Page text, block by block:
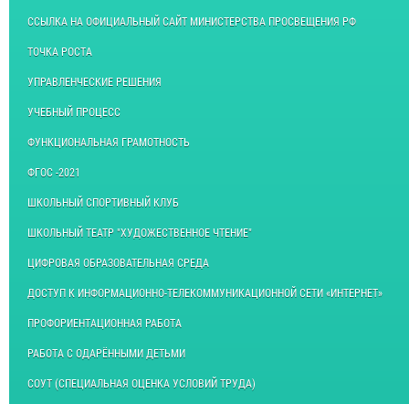
ССЫЛКА НА ОФИЦИАЛЬНЫЙ САЙТ МИНИСТЕРСТВА ПРОСВЕЩЕНИЯ РФ
ТОЧКА РОСТА
УПРАВЛЕНЧЕСКИЕ РЕШЕНИЯ
УЧЕБНЫЙ ПРОЦЕСС
ФУНКЦИОНАЛЬНАЯ ГРАМОТНОСТЬ
ФГОС -2021
ШКОЛЬНЫЙ СПОРТИВНЫЙ КЛУБ
ШКОЛЬНЫЙ ТЕАТР "ХУДОЖЕСТВЕННОЕ ЧТЕНИЕ"
ЦИФРОВАЯ ОБРАЗОВАТЕЛЬНАЯ СРЕДА
ДОСТУП К ИНФОРМАЦИОННО-ТЕЛЕКОММУНИКАЦИОННОЙ СЕТИ «ИНТЕРНЕТ»
ПРОФОРИЕНТАЦИОННАЯ РАБОТА
РАБОТА С ОДАРЁННЫМИ ДЕТЬМИ
СОУТ (СПЕЦИАЛЬНАЯ ОЦЕНКА УСЛОВИЙ ТРУДА)